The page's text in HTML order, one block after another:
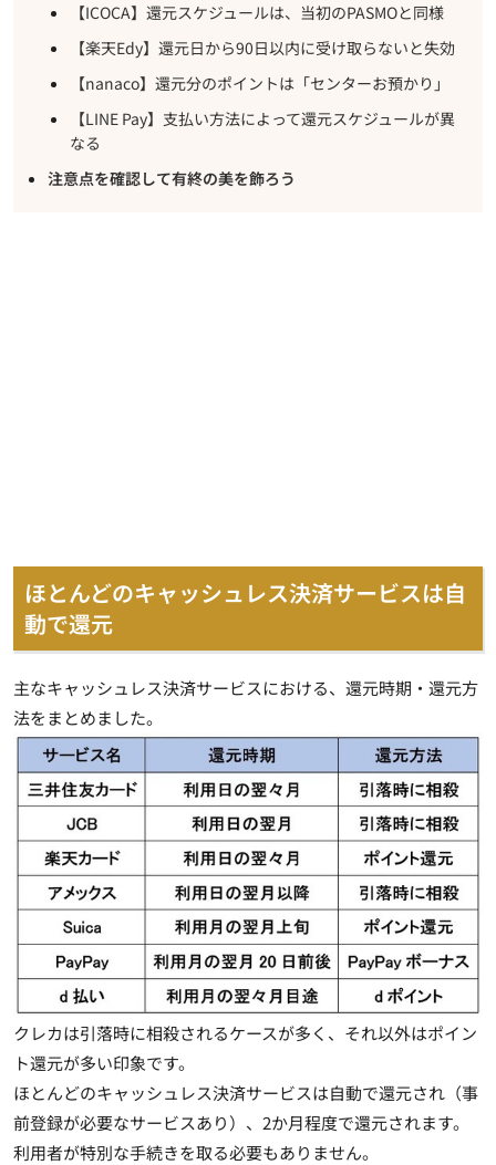
【ICOCA】還元スケジュールは、当初のPASMOと同様
【楽天Edy】還元日から90日以内に受け取らないと失効
【nanaco】還元分のポイントは「センターお預かり」
【LINE Pay】支払い方法によって還元スケジュールが異
なる
注意点を確認して有終の美を飾ろう
ほとんどのキャッシュレス決済サービスは自
動で還元
主なキャッシュレス決済サービスにおける、還元時期・還元方
法をまとめました。
クレカは引落時に相殺されるケースが多く、それ以外はポイン
ト還元が多い印象です。
ほとんどのキャッシュレス決済サービスは自動で還元され（事
前登録が必要なサービスあり）、 2か月程度で還元されます。
利用者が特別な手続きを取る必要もありません。